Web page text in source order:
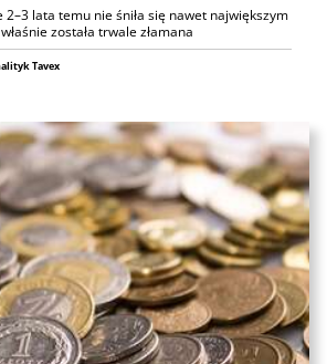
lata temu nie śniła się nawet największym
została trwale złamana
Tavex